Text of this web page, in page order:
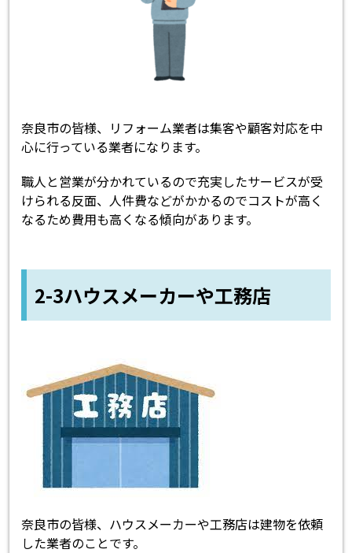
奈良市の皆様、リフォーム業者は集客や顧客対応を中
心に行っている業者になります。
職人と営業が分かれているので充実したサービスが受
けられる反面、人件費などがかかるのでコストが高く
なるため費用も高くなる傾向があります。
2-3ハウスメーカーや工務店
奈良市の皆様、ハウスメーカーや工務店は建物を依頼
した業者のことです。